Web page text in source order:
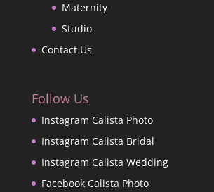
Maternity
Studio
Contact Us
Follow Us
Instagram Calista Photo
Instagram Calista Bridal
Instagram Calista Wedding
Facebook Calista Photo